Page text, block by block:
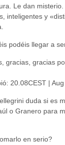
Le dan
inteligentes y
podéis llegar a
gracias, gracias
20.08CEST |
duda si es
o Granero para
en serio?